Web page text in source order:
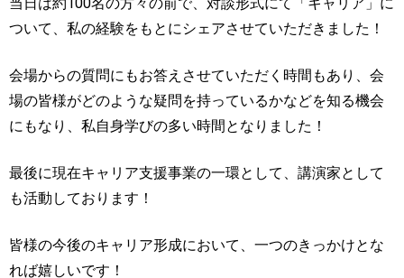
ついて、私の経験をもとにシェアさせていただきました！
会場からの質問にもお答えさせていただく時間もあり、会
場の皆様がどのような疑問を持っているかなどを知る機会
にもなり、私自身学びの多い時間となりました！
最後に現在キャリア支援事業の一環として、講演家として
も活動しております！
皆様の今後のキャリア形成において、一つのきっかけとな
れば嬉しいです！